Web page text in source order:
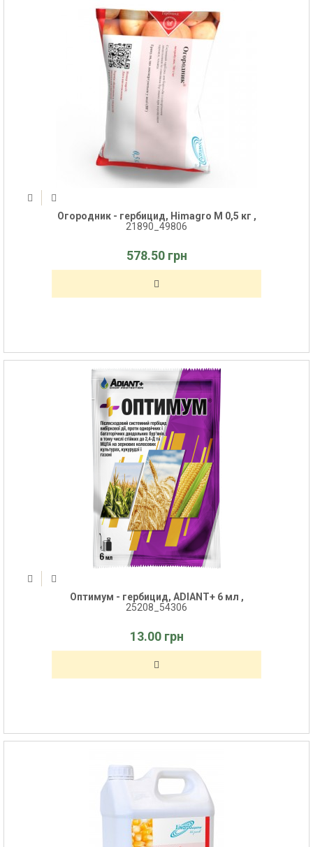
Огородник - гербицид, Himagro M 0,5 кг ,
21890_49806
578.50 грн
Оптимум - гербицид, ADIANT+ 6 мл ,
25208_54306
13.00 грн